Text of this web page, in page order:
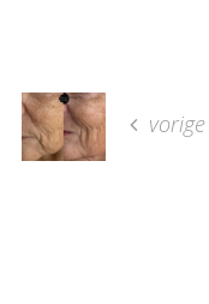
vorige